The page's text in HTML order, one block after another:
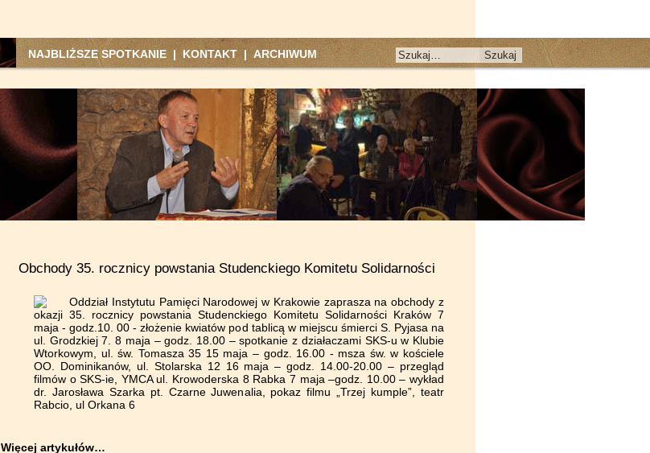
NAJBLIŻSZE SPOTKANIE | KONTAKT | ARCHIWUM
Obchody 35. rocznicy powstania Studenckiego Komitetu Solidarności
Więcej artykułów…